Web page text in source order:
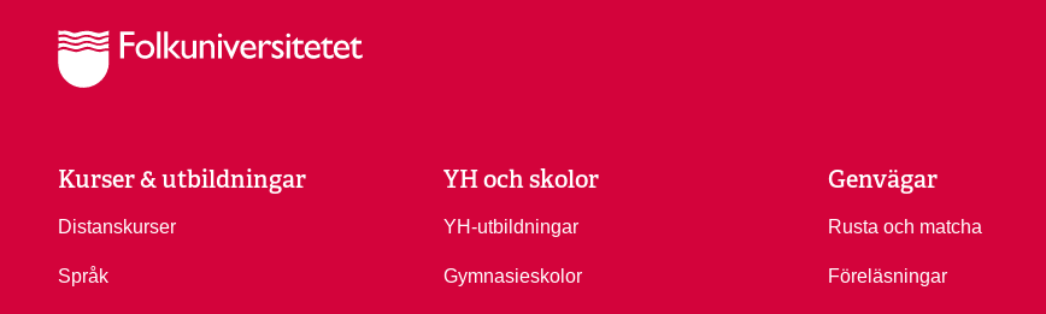
Kurser & utbildningar
Distanskurser
Språk
YH och skolor
YH-utbildningar
Gymnasieskolor
Genvägar
Rusta och matcha
Föreläsningar